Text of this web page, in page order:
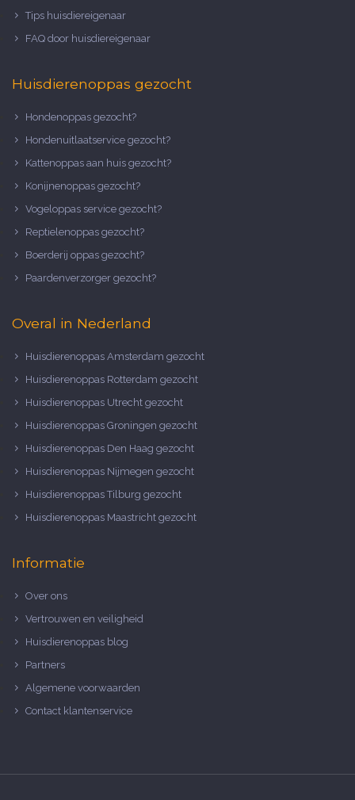
Tips huisdiereigenaar
FAQ door huisdiereigenaar
Huisdierenoppas gezocht
Hondenoppas gezocht?
Hondenuitlaatservice gezocht?
Kattenoppas aan huis gezocht?
Konijnenoppas gezocht?
Vogeloppas service gezocht?
Reptielenoppas gezocht?
Boerderij oppas gezocht?
Paardenverzorger gezocht?
Overal in Nederland
Huisdierenoppas Amsterdam gezocht
Huisdierenoppas Rotterdam gezocht
Huisdierenoppas Utrecht gezocht
Huisdierenoppas Groningen gezocht
Huisdierenoppas Den Haag gezocht
Huisdierenoppas Nijmegen gezocht
Huisdierenoppas Tilburg gezocht
Huisdierenoppas Maastricht gezocht
Informatie
Over ons
Vertrouwen en veiligheid
Huisdierenoppas blog
Partners
Algemene voorwaarden
Contact klantenservice